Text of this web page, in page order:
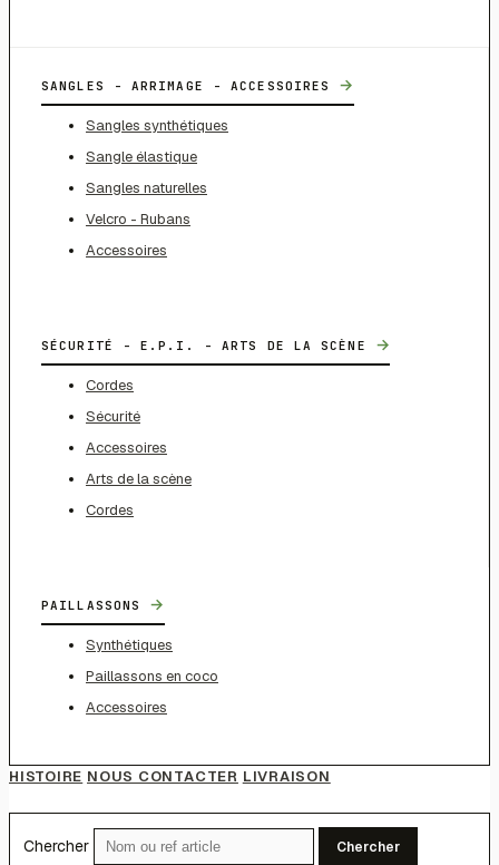
SANGLES - ARRIMAGE - ACCESSOIRES →
Sangles synthétiques
Sangle élastique
Sangles naturelles
Velcro - Rubans
Accessoires
SÉCURITÉ - E.P.I. - ARTS DE LA SCÈNE →
Cordes
Sécurité
Accessoires
Arts de la scène
Cordes
PAILLASSONS →
Synthétiques
Paillassons en coco
Accessoires
HISTOIRE NOUS CONTACTER LIVRAISON
Chercher Chercher